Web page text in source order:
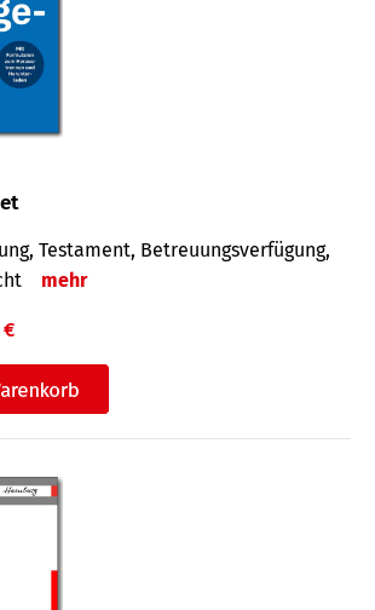
Testa­ment, Be­treuungs­verfü­gung,
mehr
€